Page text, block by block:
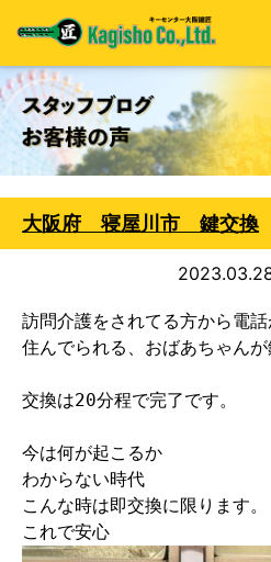
大阪府 寝屋川市 鍵交換
訪問介護をされてる方から電話
住んでられる、おばあちゃん
交換は20分程で完了です。
今は何が起こるか
わからない時代
こんな時は即交換に限ります。
これで安心